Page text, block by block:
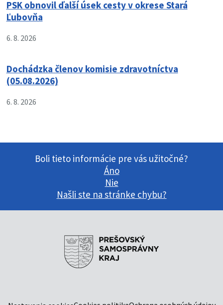
PSK obnovil ďalší úsek cesty v okrese Stará
Ľubovňa
6. 8. 2026
Dochádzka členov komisie zdravotníctva
(05.08.2026)
6. 8. 2026
Boli tieto informácie pre vás užitočné?
Áno
Nie
Našli ste na stránke chybu?